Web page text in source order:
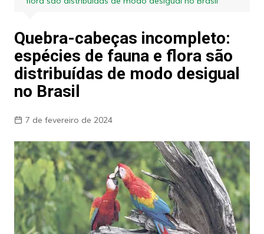
Quebra-cabeças incompleto:
espécies de fauna e flora são
distribuídas de modo desigual
no Brasil
7 de fevereiro de 2024